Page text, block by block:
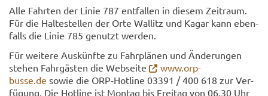
Alle Fahr­ten der Linie 787 ent­fal­len in die­sem Zeit­raum.
Für die Hal­te­stel­len der Orte Wal­litz und Kagar kann eben­
falls die Linie 785 ge­nutzt wer­den.
Für wei­te­re Aus­künf­te zu Fahr­plä­nen und Än­de­run­gen
ste­hen Fahr­gäs­ten die Web­sei­te
www.orp-​
busse.de sowie die ORP-​Hotline 03391 / 400 618 zur Ver­
fü­gung. Die Hot­line ist Mon­tag bis Frei­tag von 06.30 Uhr